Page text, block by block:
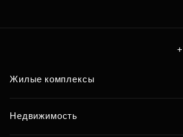
Жилые комплексы
Недвижимость